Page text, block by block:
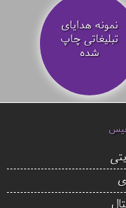
نمونه هدایای
تبلیغاتی چاپ
شده